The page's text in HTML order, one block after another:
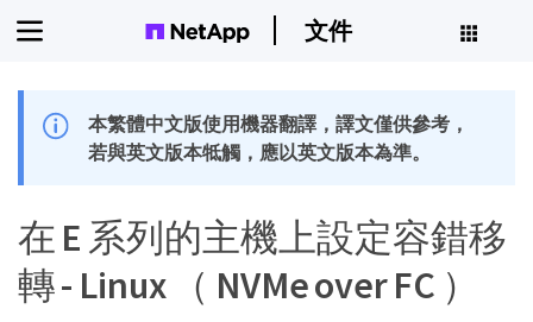
文件
本繁體中文版使用機器翻譯，譯文僅供參考，
若與英文版本牴觸，應以英文版本為準。
在 E 系列的主機上設定容錯移
轉 - Linux （ NVMe over FC ）